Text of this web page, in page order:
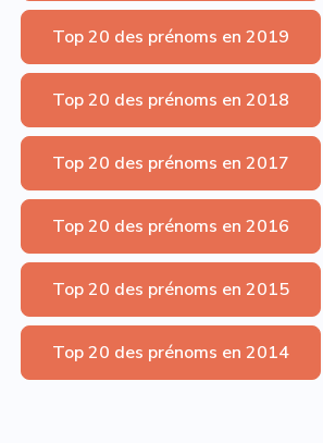
Top 20 des prénoms en 2019
Top 20 des prénoms en 2018
Top 20 des prénoms en 2017
Top 20 des prénoms en 2016
Top 20 des prénoms en 2015
Top 20 des prénoms en 2014